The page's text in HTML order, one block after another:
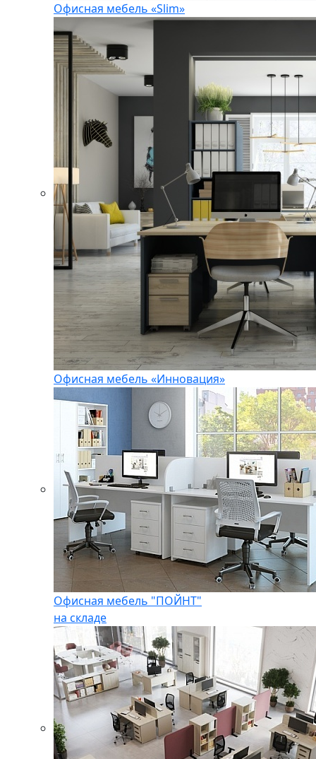
Офисная мебель «Slim»
Офисная мебель «Инновация»
Офисная мебель "ПОЙНТ"
на складе